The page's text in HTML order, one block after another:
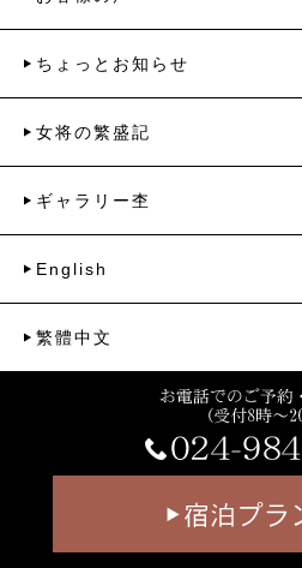
ちょっとお知らせ
女将の繁盛記
ギャラリー杢
English
繁體中文